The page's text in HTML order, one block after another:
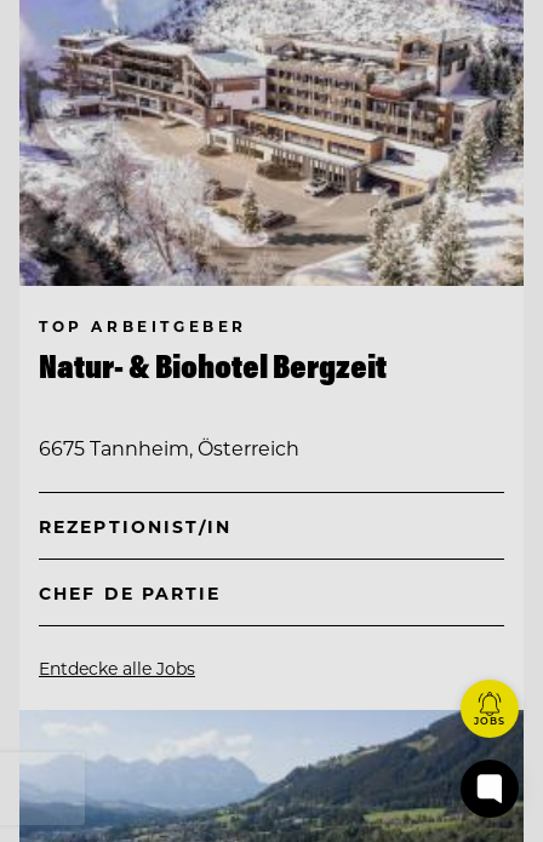
TOP ARBEITGEBER
Natur- & Biohotel Bergzeit
6675 Tannheim, Österreich
REZEPTIONIST/IN
CHEF DE PARTIE
Entdecke alle Jobs
JOBS